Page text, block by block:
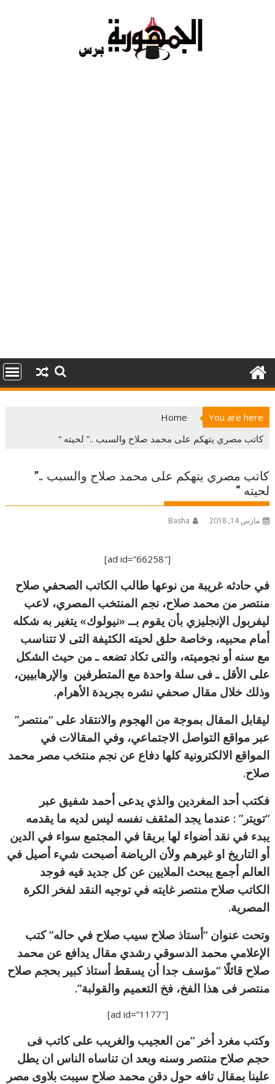
You are here
Home
كاتب مصري يتهكم على محمد صلاح والسبب ..” لحيته “
كاتب مصري يتهكم على محمد صلاح والسبب ..”
لحيته “
مارس 14, 2018 Basha
[ad id=”66258″]
في حادثه غريبة من نوعها طالب الكاتب الصحفي صلاح
منتصر من محمد صلاح، نجم المنتخب المصري، لاعب
ليفربول الإنجليزي بأن يقوم بــ «نيولوك» يتغير به شكله
أمام محبيه، وخاصة حلق لحيته الكثيفة التى لا تتناسب
مع سنه أو نجوميته، والتى تكاد تضعه ـ من حيث الشكل
على الأقل ـ فى سلة واحدة مع المتطرفين والإرهابيين،
وذلك خلال مقال صحفي نشره بجريدة الأهرام.
ليقابل المقال بموجة من الهجوم والانتقاد على “منتصر”
عبر مواقع التواصل الاجتماعي، وفي المقالات في
المواقع الالكترونية كلها دفاع عن نجم منتخب مصر محمد
صلاح.
فكتب أحد المغردين والذي يدعى أحمد شفيق عبر
“تويتر” : عندما يجد المثقف نفسه ليس لديه ما يقدمه
يبدء في نقد أضواء لها بريقا في المجتمع سواء في الدين
أو التاريخ او غيرهم ولأن الرياضة أصبحت شيء أصيل في
العالم أجمع يبحث الملايين عن كل جديد فيه فوجد
الكاتب صلاح منتصر غايته في توجيه النقد لفخر الكرة
المصرية.
وتحت عنوان “أستاذ صلاح سيب صلاح في حاله” كتب
الإعلامي محمد الدسوقي رشدي مقال يدافع عن محمد
صلاح قائلًا “مؤسف جدا أن يسقط أستاذ كبير بحجم صلاح
منتصر فى هذا الفخ، فخ التعميم والقولبة”.
[ad id=”1177″]
وكتب مغرد أخر “من العجيب والغريب على كاتب فى
حجم صلاح منتصر وسنه وبعد ان تناساه الناس ان يطل
علينا بمقال تافه حول دقن محمد صلاح سيبت بلاوى مصر